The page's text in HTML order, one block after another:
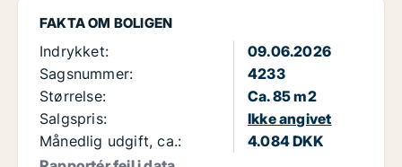
FAKTA OM BOLIGEN
Indrykket:
09.06.2026
Sagsnummer:
4233
Størrelse:
Ca. 85 m2
Salgspris:
Ikke angivet
Månedlig udgift, ca.:
4.084 DKK